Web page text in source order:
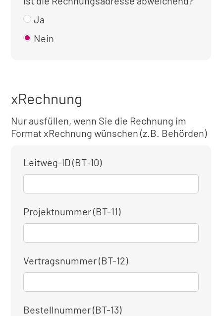
Ja
Nein
xRechnung
Nur ausfüllen, wenn Sie die Rechnung im
Format xRechnung wünschen (z.B. Behörden)
Leitweg-ID (BT-10)
Projektnummer (BT-11)
Vertragsnummer (BT-12)
Bestellnummer (BT-13)